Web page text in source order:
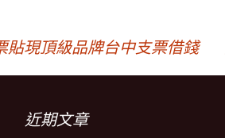
貼現頂級品牌台中支票借錢
近期文章